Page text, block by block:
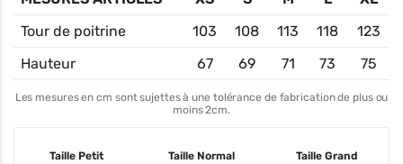
Tour de poitrine
103 108 113 118
123
Hauteur
67 69 71 73 75
Les mesures en cm sont sujettes à une tolérance de fabrication de plus ou
moins 2cm.
Taille Petit Taille Normal Taille Grand